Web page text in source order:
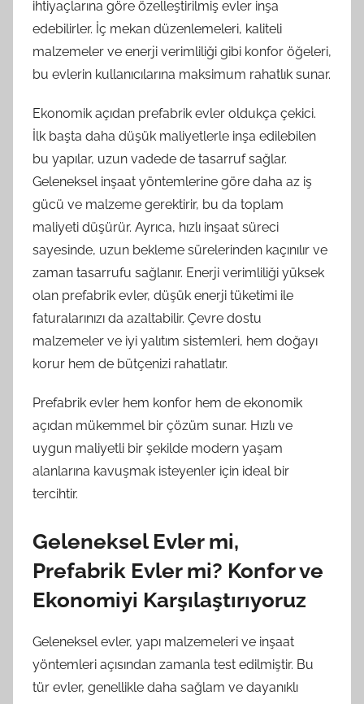
ihtiyaçlarına göre özelleştirilmiş evler inşa
edebilirler. İç mekan düzenlemeleri, kaliteli
malzemeler ve enerji verimliliği gibi konfor öğeleri,
bu evlerin kullanıcılarına maksimum rahatlık sunar.
Ekonomik açıdan prefabrik evler oldukça çekici.
İlk başta daha düşük maliyetlerle inşa edilebilen
bu yapılar, uzun vadede de tasarruf sağlar.
Geleneksel inşaat yöntemlerine göre daha az iş
gücü ve malzeme gerektirir, bu da toplam
maliyeti düşürür. Ayrıca, hızlı inşaat süreci
sayesinde, uzun bekleme sürelerinden kaçınılır ve
zaman tasarrufu sağlanır. Enerji verimliliği yüksek
olan prefabrik evler, düşük enerji tüketimi ile
faturalarınızı da azaltabilir. Çevre dostu
malzemeler ve iyi yalıtım sistemleri, hem doğayı
korur hem de bütçenizi rahatlatır.
Prefabrik evler hem konfor hem de ekonomik
açıdan mükemmel bir çözüm sunar. Hızlı ve
uygun maliyetli bir şekilde modern yaşam
alanlarına kavuşmak isteyenler için ideal bir
tercihtir.
Geleneksel Evler mi,
Prefabrik Evler mi? Konfor ve
Ekonomiyi Karşılaştırıyoruz
Geleneksel evler, yapı malzemeleri ve inşaat
yöntemleri açısından zamanla test edilmiştir. Bu
tür evler, genellikle daha sağlam ve dayanıklı